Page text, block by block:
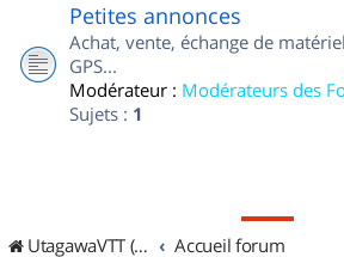
Petites annonces
Achat, vente, échange de
GPS...
Modérateur : Modérateurs des
Sujets : 1
UtagawaVTT (Randos VTT et VTTAE avec traces GPS) Accueil forum